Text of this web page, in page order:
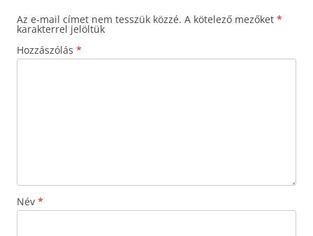
Az e-mail címet nem tesszük közzé. A kötelező mezőket *
karakterrel jelöltük
Hozzászólás *
Név *